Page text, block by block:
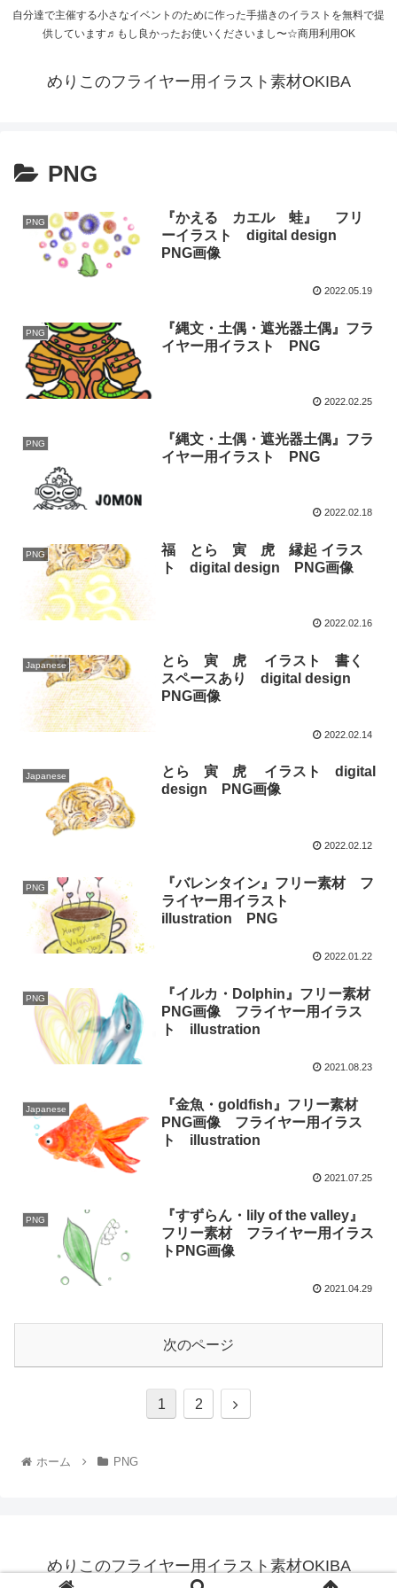
自分達で主催する小さなイベントのために作った手描きのイラストを無料で提
供しています♬もし良かったお使いくださいまし〜☆商用利用OK
めりこのフライヤー用イラスト素材OKIBA
PNG
PNG
『かえる カエル 蛙』 フリ
ーイラスト digital design
PNG画像
2022.05.19
PNG
『縄文・土偶・遮光器土偶』フラ
イヤー用イラスト PNG
2022.02.25
PNG
『縄文・土偶・遮光器土偶』フラ
イヤー用イラスト PNG
2022.02.18
PNG
福 とら 寅 虎 縁起 イラス
ト digital design PNG画像
2022.02.16
Japanese
とら 寅 虎 イラスト 書く
スペースあり digital design
PNG画像
2022.02.14
Japanese
とら 寅 虎 イラスト digital
design PNG画像
2022.02.12
PNG
『バレンタイン』フリー素材 フ
ライヤー用イラスト
illustration PNG
2022.01.22
PNG
『イルカ・Dolphin』フリー素材
PNG画像 フライヤー用イラス
ト illustration
2021.08.23
Japanese
『金魚・goldfish』フリー素材
PNG画像 フライヤー用イラス
ト illustration
2021.07.25
PNG
『すずらん・lily of the valley』
フリー素材 フライヤー用イラス
トPNG画像
2021.04.29
次のページ
1 2
ホーム PNG
めりこのフライヤー用イラスト素材OKIBA